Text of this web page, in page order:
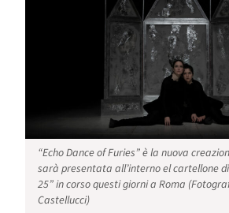
“Echo Dance of Furies” è la nuova
sarà presentata all’interno el cartellone
25” in corso questi giorni a Roma
Castellucci)